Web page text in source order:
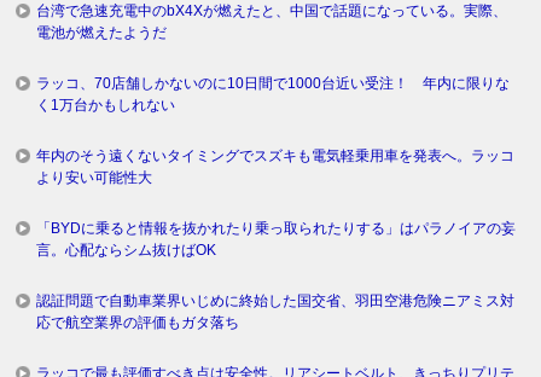
台湾で急速充電中のbX4Xが燃えたと、中国で話題になっている。実際、
電池が燃えたようだ
ラッコ、70店舗しかないのに10日間で1000台近い受注！ 年内に限りな
く1万台かもしれない
年内のそう遠くないタイミングでスズキも電気軽乗用車を発表へ。ラッコ
より安い可能性大
「BYDに乗ると情報を抜かれたり乗っ取られたりする」はパラノイアの妄
言。心配ならシム抜けばOK
認証問題で自動車業界いじめに終始した国交省、羽田空港危険ニアミス対
応で航空業界の評価もガタ落ち
ラッコで最も評価すべき点は安全性。リアシートベルト、きっちりプリテ